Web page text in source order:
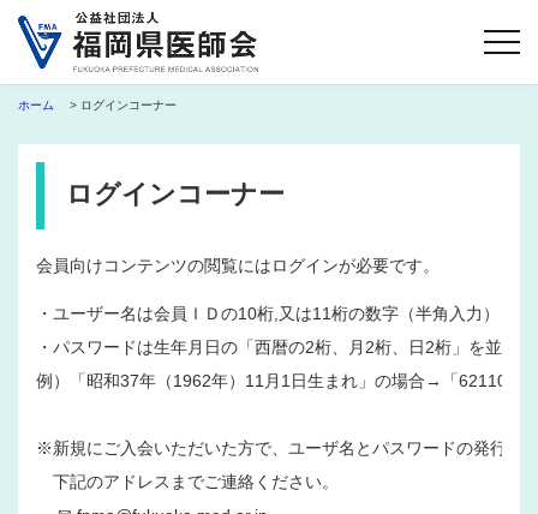
ホーム > ログインコーナー
ログインコーナー
会員向けコンテンツの閲覧にはログインが必要です。
・ユーザー名は会員ＩＤの10桁,又は11桁の数字（半角入力）
・パスワードは生年月日の「西暦の2桁、月2桁、日2桁」を並べ
例）「昭和37年（1962年）11月1日生まれ」の場合→「621101」
※新規にご入会いただいた方で、ユーザ名とパスワードの発行を
下記のアドレスまでご連絡ください。